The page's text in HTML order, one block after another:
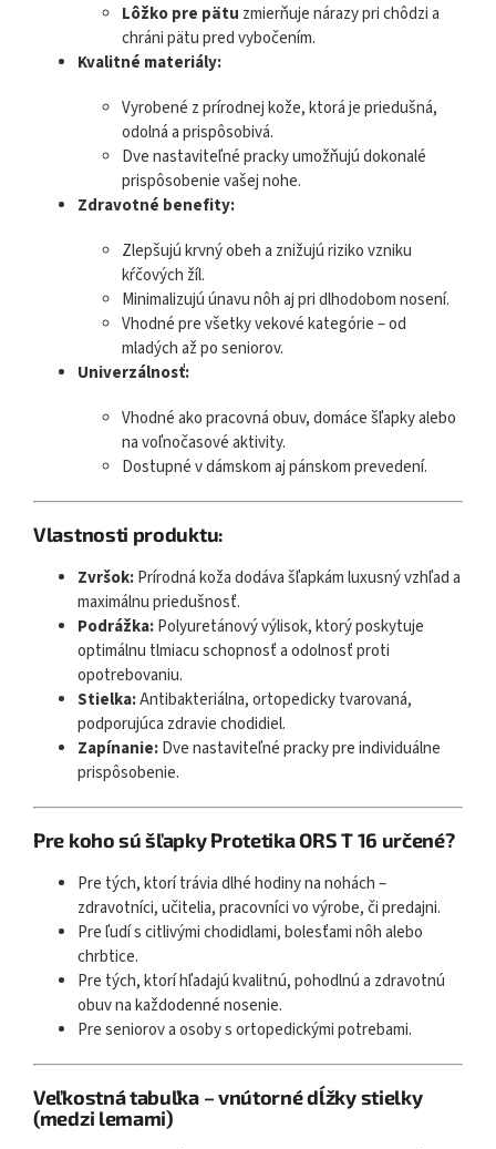
Lôžko pre pätu zmierňuje nárazy pri chôdzi a
chráni pätu pred vybočením.
Kvalitné materiály:
Vyrobené z prírodnej kože, ktorá je priedušná,
odolná a prispôsobivá.
Dve nastaviteľné pracky umožňujú dokonalé
prispôsobenie vašej nohe.
Zdravotné benefity:
Zlepšujú krvný obeh a znižujú riziko vzniku
kŕčových žíl.
Minimalizujú únavu nôh aj pri dlhodobom nosení.
Vhodné pre všetky vekové kategórie – od
mladých až po seniorov.
Univerzálnosť:
Vhodné ako pracovná obuv, domáce šľapky alebo
na voľnočasové aktivity.
Dostupné v dámskom aj pánskom prevedení.
Vlastnosti produktu:
Zvršok:Prírodná koža dodáva šľapkám luxusný vzhľad a
maximálnu priedušnosť.
Podrážka:Polyuretánový výlisok, ktorý poskytuje
optimálnu tlmiacu schopnosť a odolnosť proti
opotrebovaniu.
Stielka:Antibakteriálna, ortopedicky tvarovaná,
podporujúca zdravie chodidiel.
Zapínanie:Dve nastaviteľné pracky pre individuálne
prispôsobenie.
Pre koho sú šľapky Protetika ORS T 16 určené?
Pre tých, ktorí trávia dlhé hodiny na nohách –
zdravotníci, učitelia, pracovníci vo výrobe, či predajni.
Pre ľudí s citlivými chodidlami, bolesťami nôh alebo
chrbtice.
Pre tých, ktorí hľadajú kvalitnú, pohodlnú a zdravotnú
obuv na každodenné nosenie.
Pre seniorov a osoby s ortopedickými potrebami.
Veľkostná tabuľka – vnútorné dĺžky stielky
(medzi lemami)